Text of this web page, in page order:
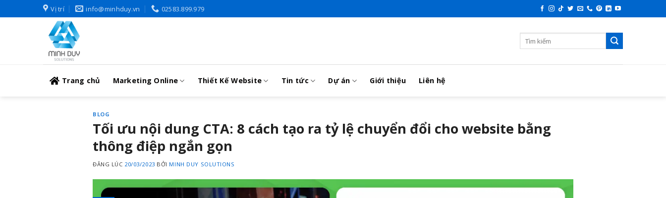
to
Vị trí info@minhduy.vn 02583.899.979
Trang chủ Marketing Online Thiết Kế Website Tin tức Dự án Giới thiệu Liên hệ
BLOG
Tối ưu nội dung CTA: 8 cách tạo ra tỷ lệ chuyển đổi cho website bằng
thông điệp ngắn gọn
ĐĂNG LÚC 20/03/2023 BỞI MINH DUY SOLUTIONS